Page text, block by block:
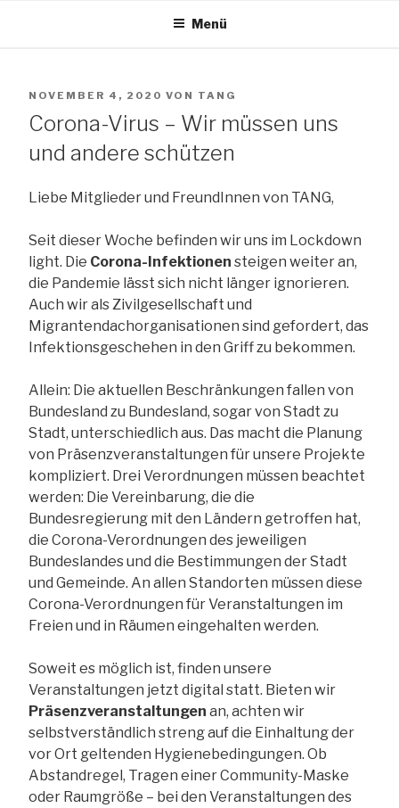
The African Network of Germany
Menü
VERÖFFENTLICHT
AM
NOVEMBER 4, 2020 VON TANG
Corona-Virus – Wir müssen uns
und andere schützen
Liebe Mitglieder und FreundInnen von TANG,
Seit dieser Woche befinden wir uns im Lockdown
light. Die Corona-Infektionen steigen weiter an,
die Pandemie lässt sich nicht länger ignorieren.
Auch wir als Zivilgesellschaft und
Migrantendachorganisationen sind gefordert, das
Infektionsgeschehen in den Griff zu bekommen.
Allein: Die aktuellen Beschränkungen fallen von
Bundesland zu Bundesland, sogar von Stadt zu
Stadt, unterschiedlich aus. Das macht die Planung
von Präsenzveranstaltungen für unsere Projekte
kompliziert. Drei Verordnungen müssen beachtet
werden: Die Vereinbarung, die die
Bundesregierung mit den Ländern getroffen hat,
die Corona-Verordnungen des jeweiligen
Bundeslandes und die Bestimmungen der Stadt
und Gemeinde. An allen Standorten müssen diese
Corona-Verordnungen für Veranstaltungen im
Freien und in Räumen eingehalten werden.
Soweit es möglich ist, finden unsere
Veranstaltungen jetzt digital statt. Bieten wir
Präsenzveranstaltungen an, achten wir
selbstverständlich streng auf die Einhaltung der
vor Ort geltenden Hygienebedingungen. Ob
Abstandregel, Tragen einer Community-Maske
oder Raumgröße – bei den Veranstaltungen des